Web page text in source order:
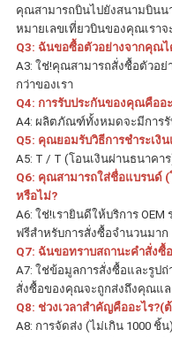
คุณสามารถบินไปยังสนามบินน
หมายเลขเที่ยวบินของคุณเรา
Q3: ฉันขอซื้อตัวอย่างจากคุณ
A3: ใช่!คุณสามารถสั่งซื้อตัวอ
กว่าของเรา
Q4: การรับประกันของคุณคืออ
A4: ผลิตภัณฑ์ทั้งหมดจะมีการรั
Q5: คุณยอมรับวิธีการชำระเงิ
A5: T / T (โอนเงินผ่านธนาคาร
Q6: คุณสามารถใส่ชื่อแบรนด์
หรือไม่?
A6: ใช่!เรายินดีให้บริการ
ฟรีสำหรับการสั่งซื้อจำนวนมาก
Q7: ฉันขอทราบสถานะคำสั่งซื้
A7: ใช่ข้อมูลการสั่งซื้อและรูป
สั่งซื้อของคุณจะถูกส่งถึงคุณแล
Q8: ช่วงเวลาสำคัญคืออะไร
A8: การจัดส่ง (ไม่เกิน 1000 ชิ้